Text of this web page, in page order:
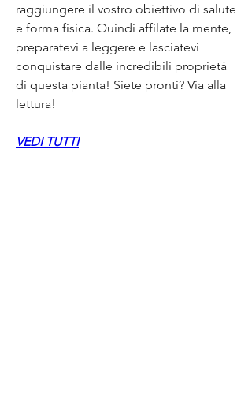
raggiungere il vostro obiettivo di salute
e forma fisica. Quindi affilate la mente,
preparatevi a leggere e lasciatevi
conquistare dalle incredibili proprietà
di questa pianta! Siete pronti? Via alla
lettura!
VEDI TUTTI